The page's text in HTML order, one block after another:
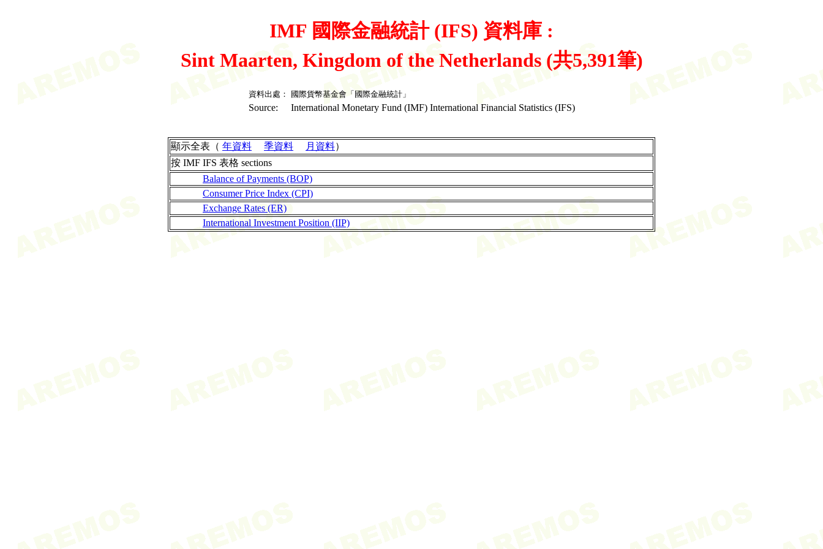
IMF 國際金融統計 (IFS) 資料庫 :
Sint Maarten, Kingdom of the Netherlands (共5,391筆)
資料出處： 國際貨幣基金會「國際金融統計」
Source: International Monetary Fund (IMF) International Financial Statistics (IFS)
顯示全表（ 年資料 季資料 月資料）
按 IMF IFS 表格 sections
Balance of Payments (BOP)
Consumer Price Index (CPI)
Exchange Rates (ER)
International Investment Position (IIP)